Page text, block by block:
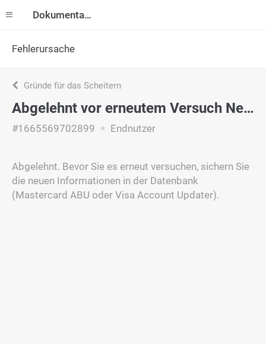
Dokumentation
Fehlerursache
Gründe für das Scheitern
Abgelehnt vor erneutem Versuch Neue Informationen sichern
#1665569702899 Endnutzer
Abgelehnt. Bevor Sie es erneut versuchen, sichern Sie
die neuen Informationen in der Datenbank
(Mastercard ABU oder Visa Account Updater).